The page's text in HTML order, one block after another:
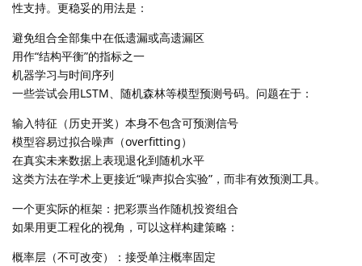
性支持。更稳妥的用法是：
避免组合全部集中在低遗漏或高遗漏区
用作“结构平衡”的指标之一
机器学习与时间序列
一些尝试会用LSTM、随机森林等模型预测号码。问题在于：
输入特征（历史开奖）本身不包含可预测信号
模型容易过拟合噪声（overfitting）
在真实未来数据上表现退化到随机水平
这类方法在学术上更接近“噪声拟合实验”，而非有效预测工具。
一个更实际的框架：把彩票当作随机投资组合
如果用更工程化的视角，可以这样构建策略：
概率层（不可改变）：接受单注概率固定